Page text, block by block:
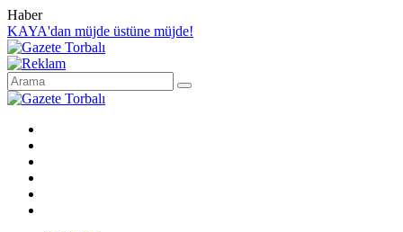
Haber
KAYA'dan müjde üstüne müjde!